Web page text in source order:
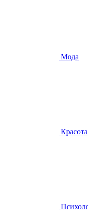
Мода
Красота